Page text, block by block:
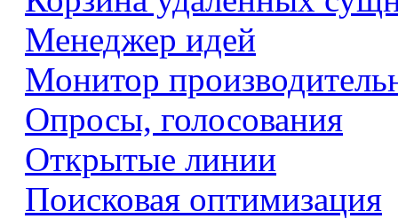
Менеджер идей
Монитор
Опросы, голосования
Открытые линии
Поисковая оптимизация